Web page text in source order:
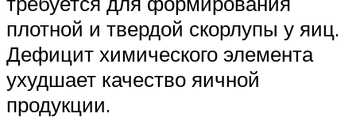
плотной и твердой скорлупы у яиц.
Дефицит химического элемента
ухудшает качество яичной
продукции.